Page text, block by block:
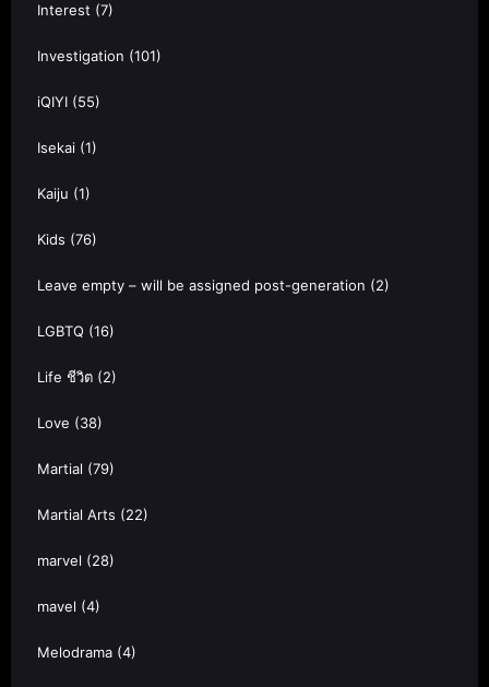
Interest (7)
Investigation (101)
iQIYI (55)
Isekai (1)
Kaiju (1)
Kids (76)
Leave empty – will be assigned post-generation (2)
LGBTQ (16)
Life ชีวิต (2)
Love (38)
Martial (79)
Martial Arts (22)
marvel (28)
mavel (4)
Melodrama (4)